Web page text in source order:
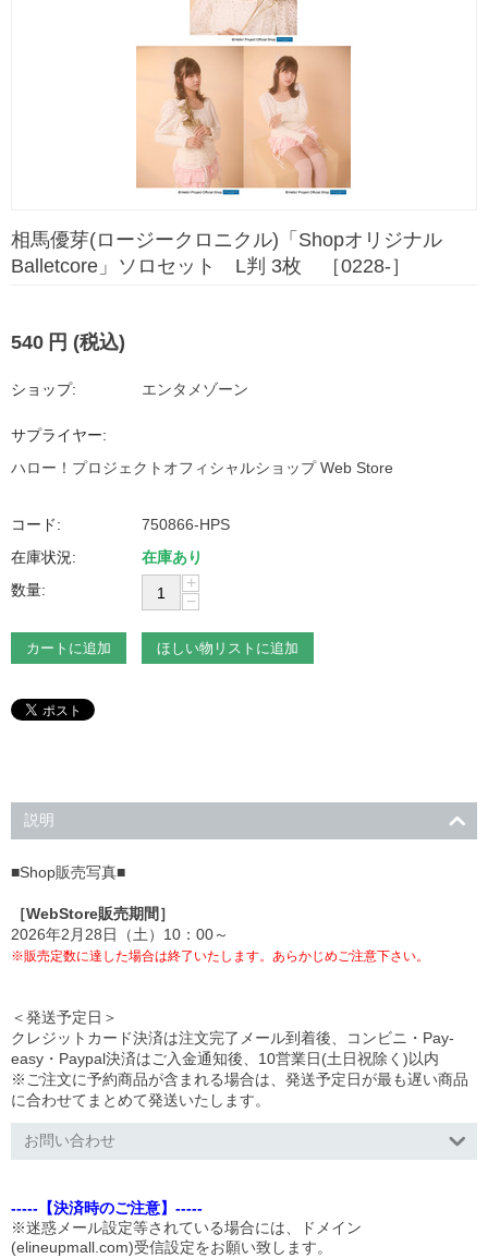
相馬優芽(ロージークロニクル)「Shopオリジナル
Balletcore」ソロセット L判 3枚 ［0228-］
540 円 (税込)
ショップ: エンタメゾーン
サプライヤー:
ハロー！プロジェクトオフィシャルショップ Web Store
コード:
750866-HPS
在庫状況:
在庫あり
数量:
+
−
カートに追加 ほしい物リストに追加
説明
■Shop販売写真■
［WebStore販売期間］
2026年2月28日（土）10：00～
※販売定数に達した場合は終了いたします。あらかじめご注意下さい。
＜発送予定日＞
クレジットカード決済は注文完了メール到着後、コンビニ・Pay-
easy・Paypal決済はご入金通知後、10営業日(土日祝除く)以内
※ご注文に予約商品が含まれる場合は、発送予定日が最も遅い商品
に合わせてまとめて発送いたします。
お問い合わせ
-----【決済時のご注意】-----
※迷惑メール設定等されている場合には、ドメイン
(elineupmall.com)受信設定をお願い致します。